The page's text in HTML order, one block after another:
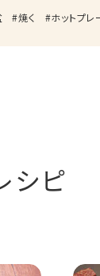
焼く ホットプレ
シピ